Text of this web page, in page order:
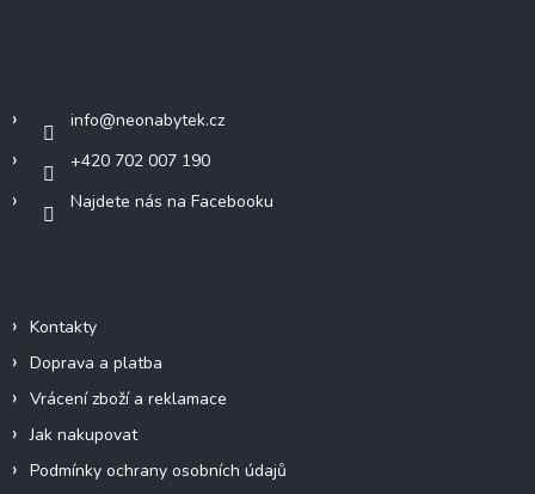
info@neonabytek.cz
+420 702 007 190
Najdete nás na Facebooku
Kontakty
Doprava a platba
Vrácení zboží a reklamace
Jak nakupovat
Podmínky ochrany osobních údajů